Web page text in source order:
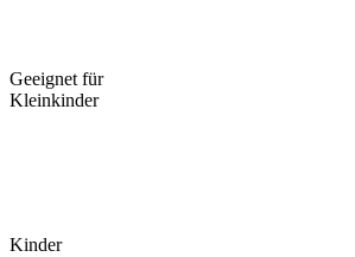
Geeignet für
Kleinkinder
Kinder